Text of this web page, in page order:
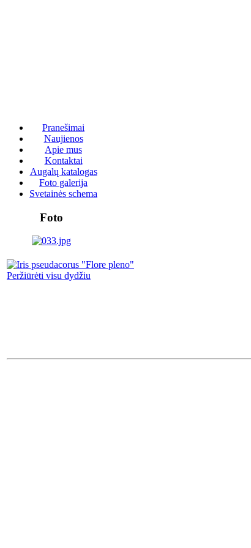
Pranešimai
Naujienos
Apie mus
Kontaktai
Augalų katalogas
Foto galerija
Svetainės schema
Foto
Peržiūrėti visu dydžiu